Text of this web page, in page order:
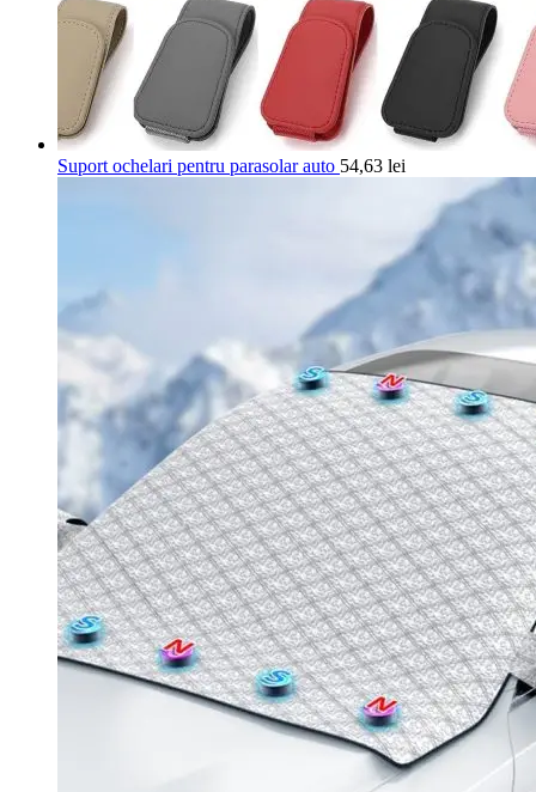
Suport ochelari pentru parasolar auto 54,63 lei